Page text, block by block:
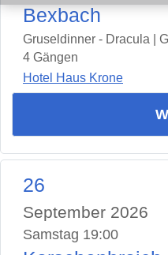
Bexbach
Gruseldinner - Dracula |
4 Gängen
Hotel Haus Krone
26
September 2026
Samstag 19:00